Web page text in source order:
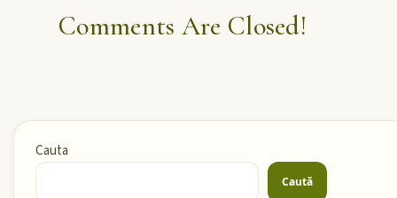
Comments Are Closed!
Cauta
Caută